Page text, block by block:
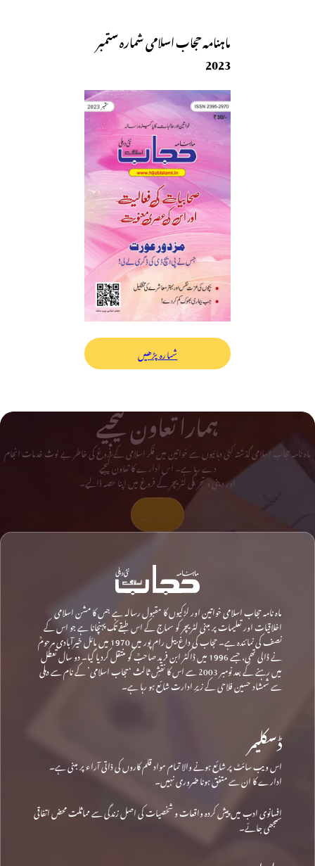
ماہنامہ حجاب اسلامی شمارہ ستمبر
2023
شمارہ پڑھیں
ہمارا تعاون کیجیے
ماہ نامہ حجاب اسلامی گذشتہ کئی دہائیوں سے خواتین میں فکر اسلامی کے فروغ کی خاطر بے لوث خدمات انجام
دے رہا ہے۔ اس ادارے کا تعاون کیجیے
اور دینی و تحریکی لٹریچر کے فروغ میں اپنا حصہ ڈالیے۔
ماہ نامہ حجاب اسلامی خواتین اور لڑکیوں کا مقبول رسالہ ہے جس کا مشن اسلامی
اخلاقیات اور تعلیمات پر مبنی لٹریچر کو سماج کے اس طبقے تک پہنچانا ہے جو اس کے
نصف کی نمائندہ ہے۔ حجاب کی داغ بیل رام پور میں 1970 میں مائل خیرآبادی مرحومؒ
نے ڈالی تھی، جسے 1996 میں ڈاکٹر ابن فرید صاحبؒ کو منتقل کردیا گیا۔ دو سال تعطل
میں رہنے کے بعد نومبر 2003 سے اس کا نقشِ ثالث ‘حجاب اسلامی’ کے نام سے دہلی
سے شمشاد حسین فلاحی کے زیرِ ادارت شائع ہو رہا ہے۔
ڈسکلیمر
اس ویب سائٹ پر شائع ہونے والا تمام مواد قلم کاروں کی ذاتی آراء پر مبنی ہے۔
ادارے کا ان سے متفق ہونا ضروری نہیں۔
افسانوی ادب میں پیش کردہ واقعات و شخصیات کی اصل زندگی سے مماثلت محض اتفاقی
سمجھی جائے۔